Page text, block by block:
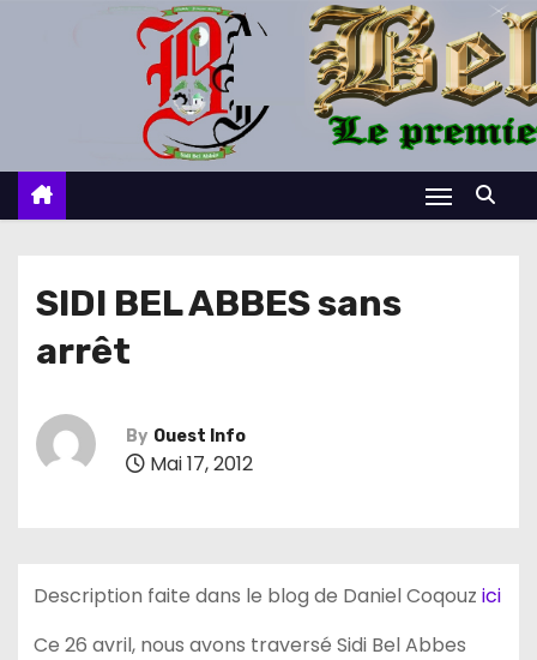
c
SIDI BEL ABBES sans
arrêt
By Ouest Info
Mai 17, 2012
Description faite dans le blog de Daniel Coqouz ici
Ce 26 avril, nous avons traversé Sidi Bel Abbes